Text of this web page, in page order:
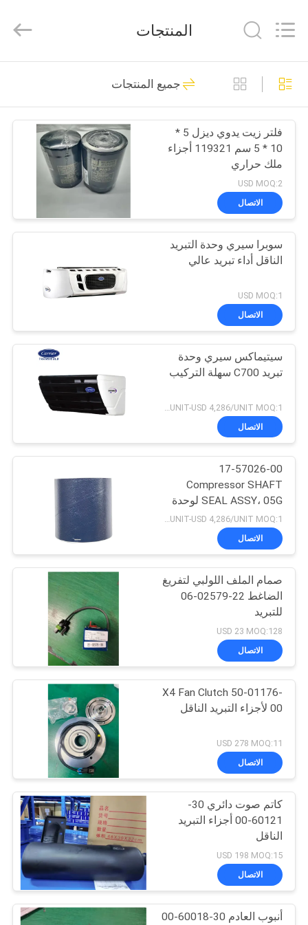
المنزل
المنتجات
حولنا
جولة
في
المصنع
مراقبة
الجودة
اتصل
أخبار
القضايا
خريطة
الموقع
سياسة
الخصوصية
INDUSTRY
Rights
وحدات التبريد الملك
الحراري
111
وحدات التبريد الملك
25
وحدات التبريد الناقل
64
أجزاء الملك الحراري
344
قطع غيار التبريد
الناقل
105
مبردة الملك الحراري
شاحنة
2
المنتجات
جميع المنتجات
فلتر زيت يدوي ديزل 5 *
10 * 5 سم 119321 أجزاء
ملك حراري
USD MOQ:2
الاتصال
سوبرا سيري وحدة التبريد
الناقل أداء تبريد عالي
USD MOQ:1
الاتصال
سيتيماكس سيري وحدة
تبريد C700 سهلة التركيب
الاتصال
17-57026-00
Compressor SHAFT
SEAL ASSY، 05G لوحدة
التبريد الناقل قطع الغيار
الأصلية
USD 2,060/UNIT-USD 4,286/UNIT MOQ:1
الاتصال
صمام الملف اللولبي لتفريغ
الضاغط 22-02579-06
للتبريد
USD 23 MOQ:128
الاتصال
X4 Fan Clutch 50-01176-
00 لأجزاء التبريد الناقل
USD 278 MOQ:11
الاتصال
كاتم صوت دائري 30-
60121-00 أجزاء التبريد
الناقل
USD 198 MOQ:15
الاتصال
أنبوب العادم 30-60018-00